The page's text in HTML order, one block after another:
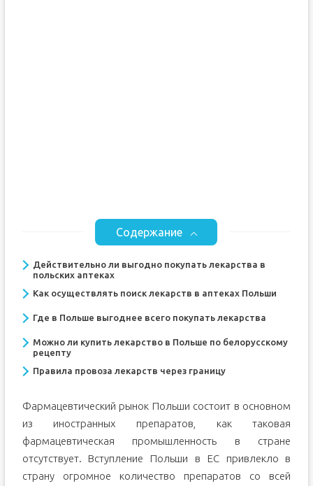
Содержание
Действительно ли выгодно покупать лекарства в
польских аптеках
Как осуществлять поиск лекарств в аптеках Польши
Где в Польше выгоднее всего покупать лекарства
Можно ли купить лекарство в Польше по белорусскому
рецепту
Правила провоза лекарств через границу
Фармацевтический рынок Польши состоит в основном
из иностранных препаратов, как таковая
фармацевтическая промышленность в стране
отсутствует. Вступление Польши в ЕС привлекло в
страну огромное количество препаратов со всей